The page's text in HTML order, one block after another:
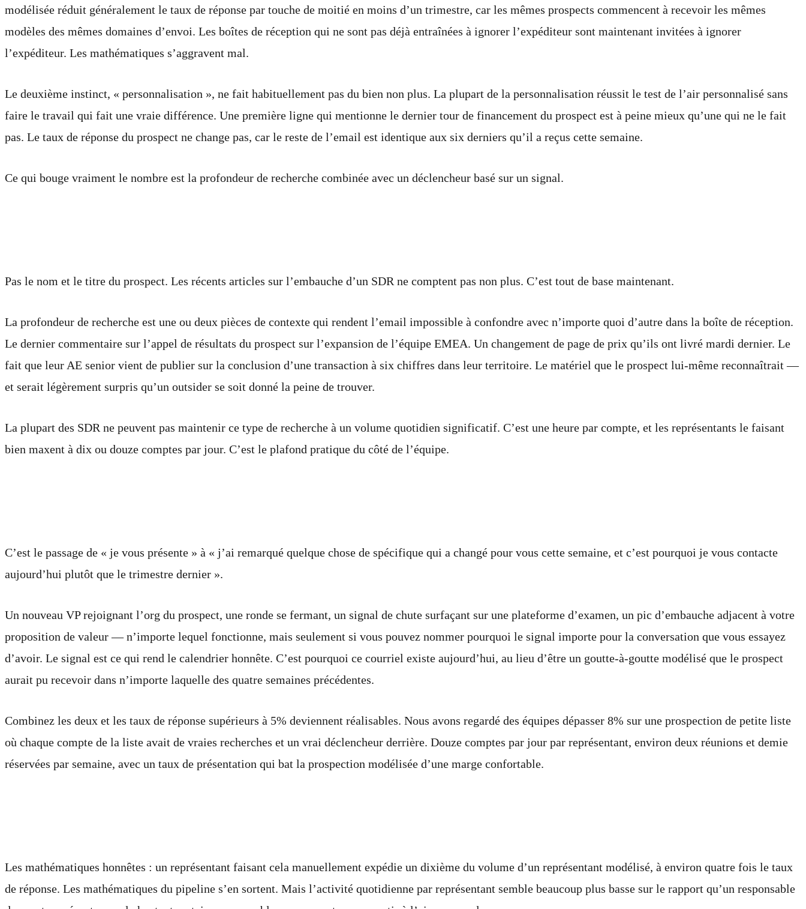
modélisée réduit généralement le taux de réponse par touche de moitié en moins d’un trimestre, car les mêmes prospects commencent à recevoir les mêmes
modèles des mêmes domaines d’envoi. Les boîtes de réception qui ne sont pas déjà entraînées à ignorer l’expéditeur sont maintenant invitées à ignorer
l’expéditeur. Les mathématiques s’aggravent mal.
Le deuxième instinct, « personnalisation », ne fait habituellement pas du bien non plus. La plupart de la personnalisation réussit le test de l’air personnalisé sans
faire le travail qui fait une vraie différence. Une première ligne qui mentionne le dernier tour de financement du prospect est à peine mieux qu’une qui ne le fait
pas. Le taux de réponse du prospect ne change pas, car le reste de l’email est identique aux six derniers qu’il a reçus cette semaine.
Ce qui bouge vraiment le nombre est la profondeur de recherche combinée avec un déclencheur basé sur un signal.
Pas le nom et le titre du prospect. Les récents articles sur l’embauche d’un SDR ne comptent pas non plus. C’est tout de base maintenant.
La profondeur de recherche est une ou deux pièces de contexte qui rendent l’email impossible à confondre avec n’importe quoi d’autre dans la boîte de réception.
Le dernier commentaire sur l’appel de résultats du prospect sur l’expansion de l’équipe EMEA. Un changement de page de prix qu’ils ont livré mardi dernier. Le
fait que leur AE senior vient de publier sur la conclusion d’une transaction à six chiffres dans leur territoire. Le matériel que le prospect lui-même reconnaîtrait —
et serait légèrement surpris qu’un outsider se soit donné la peine de trouver.
La plupart des SDR ne peuvent pas maintenir ce type de recherche à un volume quotidien significatif. C’est une heure par compte, et les représentants le faisant
bien maxent à dix ou douze comptes par jour. C’est le plafond pratique du côté de l’équipe.
C’est le passage de « je vous présente » à « j’ai remarqué quelque chose de spécifique qui a changé pour vous cette semaine, et c’est pourquoi je vous contacte
aujourd’hui plutôt que le trimestre dernier ».
Un nouveau VP rejoignant l’org du prospect, une ronde se fermant, un signal de chute surfaçant sur une plateforme d’examen, un pic d’embauche adjacent à votre
proposition de valeur — n’importe lequel fonctionne, mais seulement si vous pouvez nommer pourquoi le signal importe pour la conversation que vous essayez
d’avoir. Le signal est ce qui rend le calendrier honnête. C’est pourquoi ce courriel existe aujourd’hui, au lieu d’être un goutte-à-goutte modélisé que le prospect
aurait pu recevoir dans n’importe laquelle des quatre semaines précédentes.
Combinez les deux et les taux de réponse supérieurs à 5% deviennent réalisables. Nous avons regardé des équipes dépasser 8% sur une prospection de petite liste
où chaque compte de la liste avait de vraies recherches et un vrai déclencheur derrière. Douze comptes par jour par représentant, environ deux réunions et demie
réservées par semaine, avec un taux de présentation qui bat la prospection modélisée d’une marge confortable.
Les mathématiques honnêtes : un représentant faisant cela manuellement expédie un dixième du volume d’un représentant modélisé, à environ quatre fois le taux
de réponse. Les mathématiques du pipeline s’en sortent. Mais l’activité quotidienne par représentant semble beaucoup plus basse sur le rapport qu’un responsable